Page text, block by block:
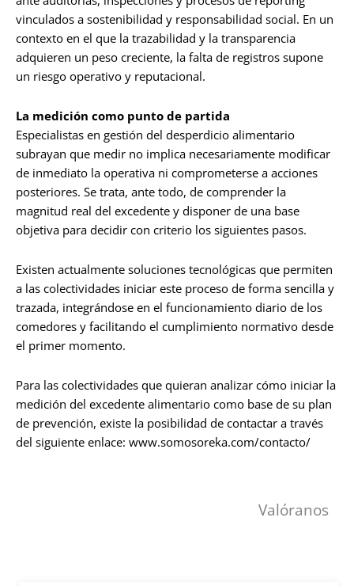
vinculados a sostenibilidad y responsabilidad social. En un
contexto en el que la trazabilidad y la transparencia
adquieren un peso creciente, la falta de registros supone
un riesgo operativo y reputacional.
La medición como punto de partida
Especialistas en gestión del desperdicio alimentario
subrayan que medir no implica necesariamente modificar
de inmediato la operativa ni comprometerse a acciones
posteriores. Se trata, ante todo, de comprender la
magnitud real del excedente y disponer de una base
objetiva para decidir con criterio los siguientes pasos.
Existen actualmente soluciones tecnológicas que permiten
a las colectividades iniciar este proceso de forma sencilla y
trazada, integrándose en el funcionamiento diario de los
comedores y facilitando el cumplimiento normativo desde
el primer momento.
Para las colectividades que quieran analizar cómo iniciar la
medición del excedente alimentario como base de su plan
de prevención, existe la posibilidad de contactar a través
del siguiente enlace: www.somosoreka.com/contacto/
Valóranos